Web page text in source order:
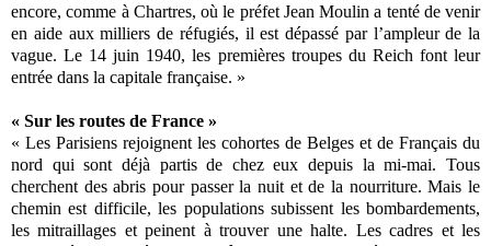
encore, comme à Chartres, où le préfet Jean Moulin a tenté de venir
en aide aux milliers de réfugiés, il est dépassé par l’ampleur de la
vague. Le 14 juin 1940, les premières troupes du Reich font leur
entrée dans la capitale française. »
« Sur les routes de France »
« Les Parisiens rejoignent les cohortes de Belges et de Français du
nord qui sont déjà partis de chez eux depuis la mi-mai. Tous
cherchent des abris pour passer la nuit et de la nourriture. Mais le
chemin est difficile, les populations subissent les bombardements,
les mitraillages et peinent à trouver une halte. Les cadres et les